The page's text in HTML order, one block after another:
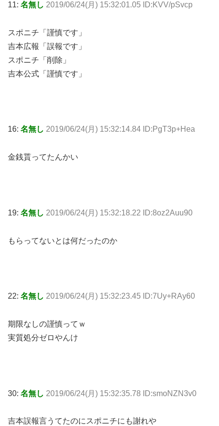
11: 名無し 2019/06/24(月) 15:32:01.05 ID:KVV/pSvcp
スポニチ「謹慎です」
吉本広報「誤報です」
スポニチ「削除」
吉本公式「謹慎です」
16: 名無し 2019/06/24(月) 15:32:14.84 ID:PgT3p+Hea
金銭貰ってたんかい
19: 名無し 2019/06/24(月) 15:32:18.22 ID:8oz2Auu90
もらってないとは何だったのか
22: 名無し 2019/06/24(月) 15:32:23.45 ID:7Uy+RAy60
期限なしの謹慎ってｗ
実質処分ゼロやんけ
30: 名無し 2019/06/24(月) 15:32:35.78 ID:smoNZN3v0
吉本誤報言うてたのにスポニチにも謝れや